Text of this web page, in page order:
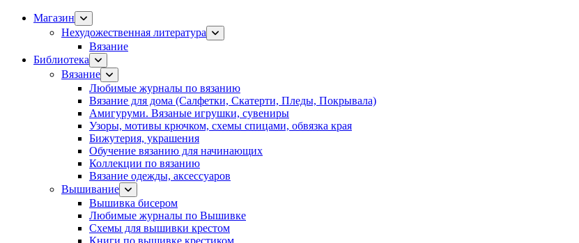
Магазин
Нехудожественная литература
Вязание
Библиотека
Вязание
Любимые журналы по вязанию
Вязание для дома (Салфетки, Скатерти, Пледы, Покрывала)
Амигуруми. Вязаные игрушки, сувениры
Узоры, мотивы крючком, схемы спицами, обвязка края
Бижутерия, украшения
Обучение вязанию для начинающих
Коллекции по вязанию
Вязание одежды, аксессуаров
Вышивание
Вышивка бисером
Любимые журналы по Вышивке
Схемы для вышивки крестом
Книги по вышивке крестиком